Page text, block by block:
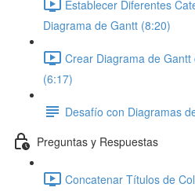
Establecer Diferentes
Diagrama de Gantt (8:20)
Crear Diagrama de
(6:17)
Desafío con Diagramas
Preguntas y Respuestas
Concatenar Títulos de